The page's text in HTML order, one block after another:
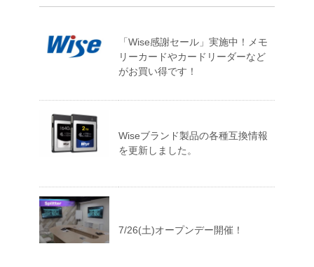
「Wise感謝セール」実施中！メモ
リーカードやカードリーダーなど
がお買い得です！
Wiseブランド製品の各種互換情報
を更新しました。
7/26(土)オープンデー開催！